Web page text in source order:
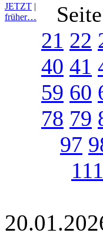
JETZT |
früher…
21 22
40 41
59 60
78 79
97
111